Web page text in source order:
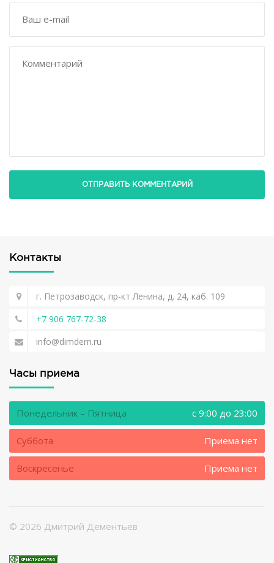
Контакты
г. Петрозаводск, пр-кт Ленина, д. 24, каб. 109
+7 906 767-72-38
info@dimdem.ru
Часы приема
Понедельник – Пятница c 9:00 до 23:00
Суббота Приема нет
Воскресенье Приема нет
© 2026 Дмитрий Дементьев